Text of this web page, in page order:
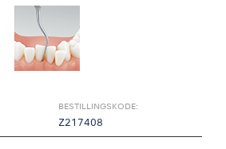
BESTILLINGSKODE:
Z217408